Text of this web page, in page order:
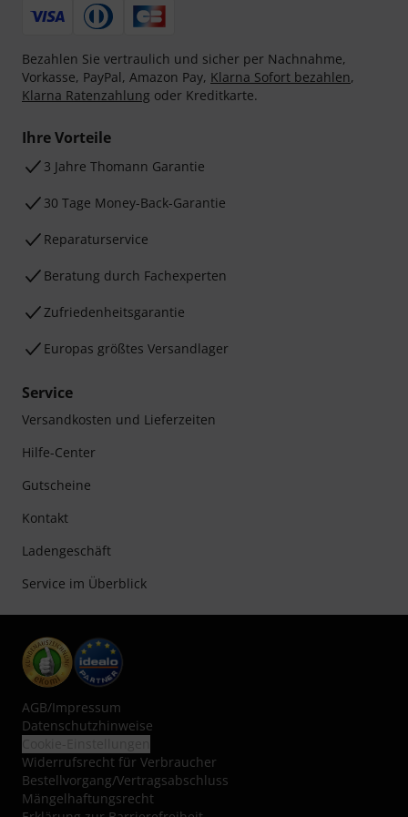
Bezahlen Sie vertraulich und sicher per Nachnahme,
Vorkasse, PayPal, Amazon Pay, Klarna Sofort bezahlen,
Klarna Ratenzahlung oder Kreditkarte.
Ihre Vorteile
3 Jahre Thomann Garantie
30 Tage Money-Back-Garantie
Reparaturservice
Beratung durch Fachexperten
Zufriedenheitsgarantie
Europas größtes Versandlager
Service
Versandkosten und Lieferzeiten
Hilfe-Center
Gutscheine
Kontakt
Ladengeschäft
Service im Überblick
AGB/Impressum
Datenschutzhinweise
Widerrufsrecht für Verbraucher
Bestellvorgang/Vertragsabschluss
Mängelhaftungsrecht